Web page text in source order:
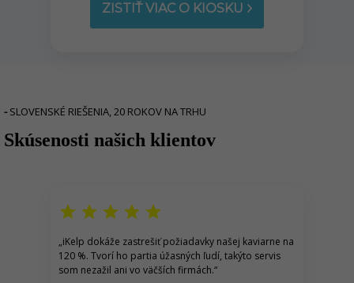
ZISTIŤ VIAC O KIOSKU
- SLOVENSKÉ RIEŠENIA, 20 ROKOV NA TRHU
Skúsenosti našich klientov
star star star star star
„iKelp dokáže zastrešiť požiadavky našej kaviarne na
120 %. Tvorí ho partia úžasných ľudí, takýto servis
som nezažil ani vo väčších firmách.“